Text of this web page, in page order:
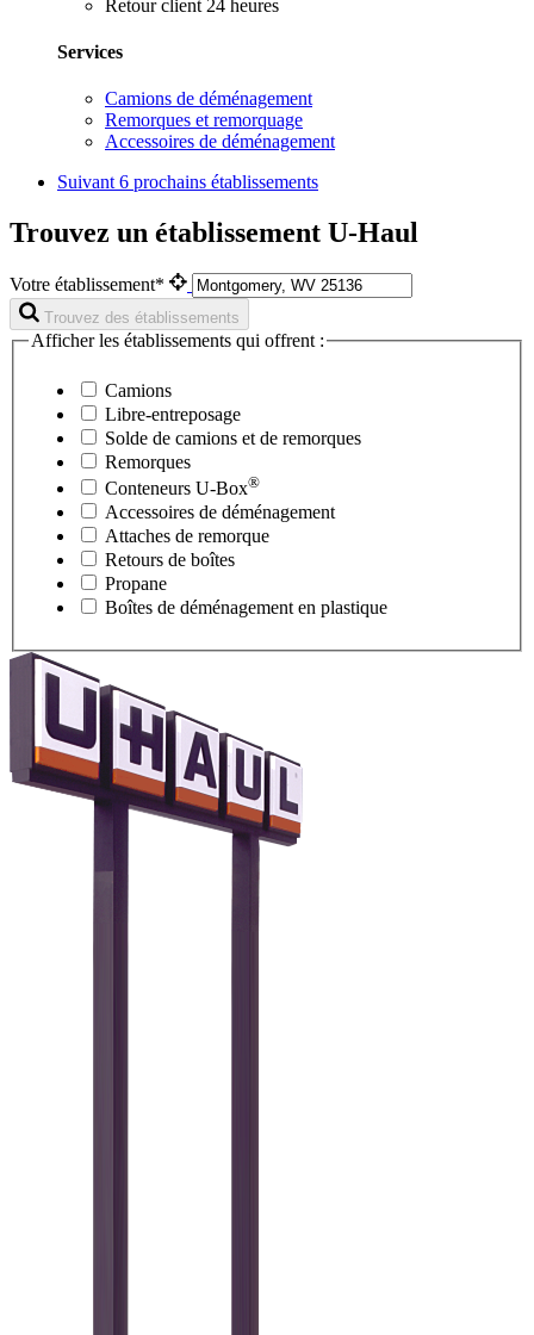
Retour client 24 heures
Services
Camions de déménagement
Remorques et remorquage
Accessoires de déménagement
Suivant 6 prochains établissements
Trouvez un établissement U-Haul
Votre établissement*
Trouvez des établissements
Afficher les établissements qui offrent :
Camions
Libre-entreposage
Solde de camions et de remorques
Remorques
Conteneurs U-Box®
Accessoires de déménagement
Attaches de remorque
Retours de boîtes
Propane
Boîtes de déménagement en plastique